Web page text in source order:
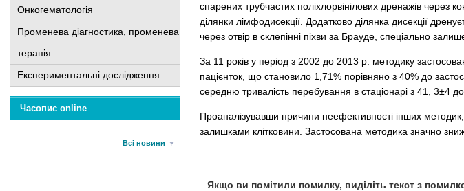
Онкогематологія
Променева діагностика, променева
терапія
Експериментальні дослідження
Часопис online
Всі новини
спарених трубчастих поліхлорвінілових дренажів через
ділянки лімфодисекції. Додатково ділянка дисекції
через отвір в склепінні піхви за Брауде, спеціально
За 11 років у період з 2002 до 2013 р. методику
пацієнток, що становило 1,71% порівняно з 40% до
середню тривалість перебування в стаціонарі з 41, 3±4
Проаналізувавши причини неефективності інших
залишками клітковини. Застосована методика значно
Якщо ви помітили помилку, виділіть текст з